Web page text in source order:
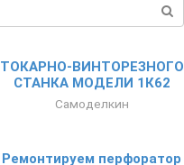
ТОКАРНО-ВИНТОРЕЗНОГО
СТАНКА МОДЕЛИ 1К62
Самоделкин
Ремонтируем перфоратор